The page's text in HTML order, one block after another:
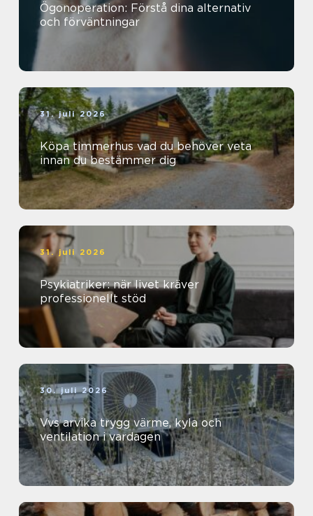
Ögonoperation: Förstå dina alternativ
och förväntningar
31. juli 2026
Köpa timmerhus vad du behöver veta
innan du bestämmer dig
31. juli 2026
Psykiatriker: när livet kräver
professionellt stöd
30. juli 2026
Vvs arvika trygg värme, kyla och
ventilation i vardagen